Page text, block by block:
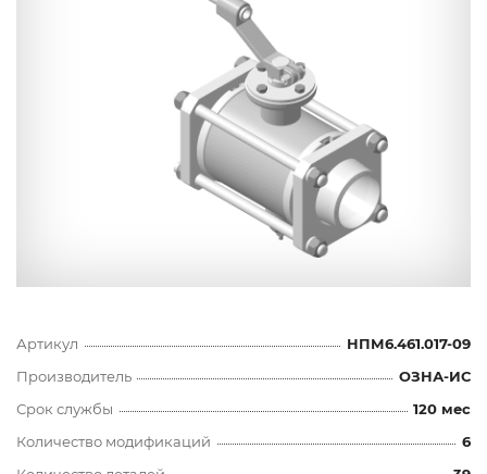
Артикул
НПМ6.461.017-09
Производитель
ОЗНА-ИС
Срок службы
120 мес
Количество модификаций
6